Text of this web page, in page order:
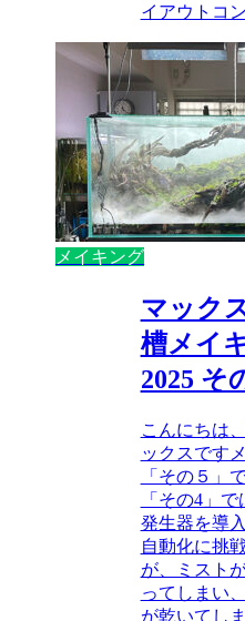
イアウトコ
メイキング
マック
槽メイ
2025 そ
こんにちは
ックスです
「その５」
「その4」
発生器を導
自動化に挑
が、ミスト
ってしまい
が乾いてし